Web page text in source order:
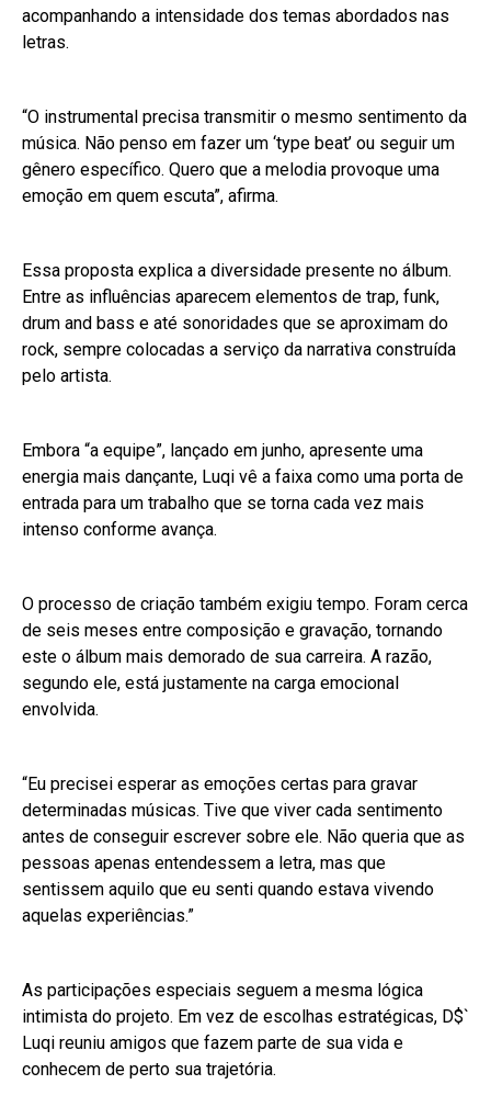
acompanhando a intensidade dos temas abordados nas
letras.
“O instrumental precisa transmitir o mesmo sentimento da
música. Não penso em fazer um ‘type beat’ ou seguir um
gênero específico. Quero que a melodia provoque uma
emoção em quem escuta”, afirma.
Essa proposta explica a diversidade presente no álbum.
Entre as influências aparecem elementos de trap, funk,
drum and bass e até sonoridades que se aproximam do
rock, sempre colocadas a serviço da narrativa construída
pelo artista.
Embora “a equipe”, lançado em junho, apresente uma
energia mais dançante, Luqi vê a faixa como uma porta de
entrada para um trabalho que se torna cada vez mais
intenso conforme avança.
O processo de criação também exigiu tempo. Foram cerca
de seis meses entre composição e gravação, tornando
este o álbum mais demorado de sua carreira. A razão,
segundo ele, está justamente na carga emocional
envolvida.
“Eu precisei esperar as emoções certas para gravar
determinadas músicas. Tive que viver cada sentimento
antes de conseguir escrever sobre ele. Não queria que as
pessoas apenas entendessem a letra, mas que
sentissem aquilo que eu senti quando estava vivendo
aquelas experiências.”
As participações especiais seguem a mesma lógica
intimista do projeto. Em vez de escolhas estratégicas, D$`
Luqi reuniu amigos que fazem parte de sua vida e
conhecem de perto sua trajetória.